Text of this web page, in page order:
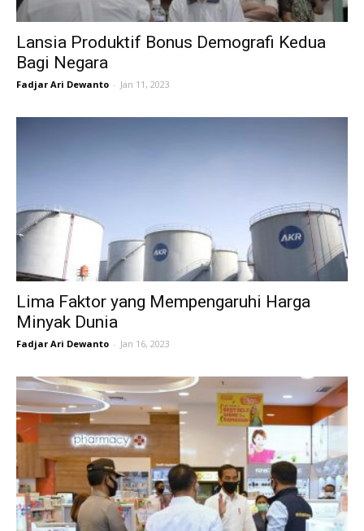
Lansia Produktif Bonus Demografi Kedua
Bagi Negara
Fadjar Ari Dewanto - Jan 11, 2023
Lima Faktor yang Mempengaruhi Harga
Minyak Dunia
Fadjar Ari Dewanto - Jan 16, 2023